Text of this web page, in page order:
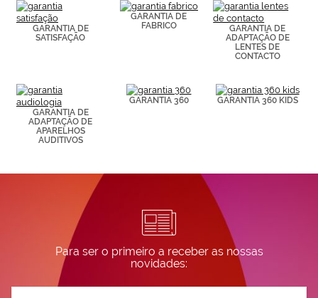
(por ejemplo,
de páginas
visitadas).
Política de
Cookies.
GARANTIA DE
SATISFAÇÃO
GARANTIA DE
FABRICO
GARANTIA DE
ADAPTAÇÃO DE
LENTES DE
CONTACTO
GARANTIA DE
ADAPTAÇÃO DE
APARELHOS
AUDITIVOS
GARANTIA 360 GARANTIA 360 KIDS
Para ser o primeiro a receber as nossas
novidades: